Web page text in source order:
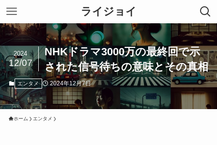
ライジョイ
NHKドラマ3000万の最終回で示
された信号待ちの意味とその真相
2024
12/07
エンタメ 2024年12月7日
ホーム エンタメ